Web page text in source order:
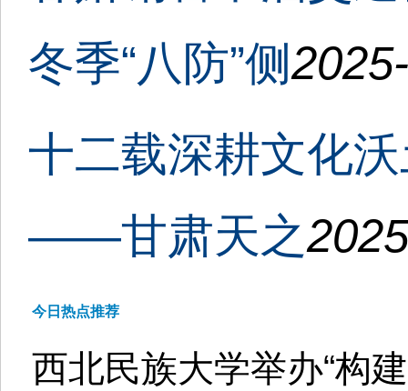
冬季“八防”侧
十二载深耕文化
——甘肃天之
今日热点推荐
西北民族大学举办“构